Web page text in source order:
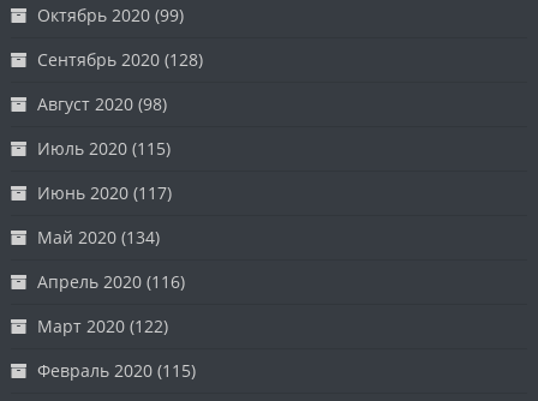
Октябрь 2020 (99)
Сентябрь 2020 (128)
Август 2020 (98)
Июль 2020 (115)
Июнь 2020 (117)
Май 2020 (134)
Апрель 2020 (116)
Март 2020 (122)
Февраль 2020 (115)